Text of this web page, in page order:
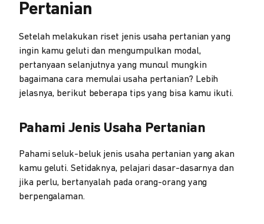
Pertanian
Setelah melakukan riset jenis usaha pertanian yang
ingin kamu geluti dan mengumpulkan modal,
pertanyaan selanjutnya yang muncul mungkin
bagaimana cara memulai usaha pertanian? Lebih
jelasnya, berikut beberapa tips yang bisa kamu ikuti.
Pahami Jenis Usaha Pertanian
Pahami seluk-beluk jenis usaha pertanian yang akan
kamu geluti. Setidaknya, pelajari dasar-dasarnya dan
jika perlu, bertanyalah pada orang-orang yang
berpengalaman.